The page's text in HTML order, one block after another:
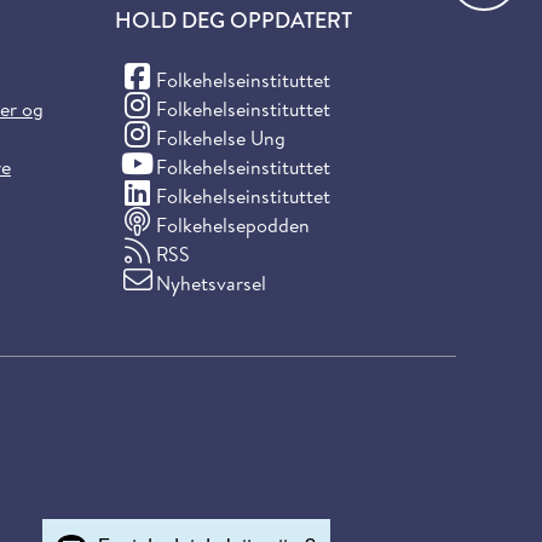
og
HOLD DEG OPPDATERT
Folkehelseinstituttet
(Facebook)
Folkehelseinstituttet
(Instagram)
Folkehelse Ung
(Instagram)
Folkehelseinstituttet
(YouTube)
Folkehelseinstituttet
(LinkedIn)
Folkehelsepodden
RSS
Nyhetsvarsel